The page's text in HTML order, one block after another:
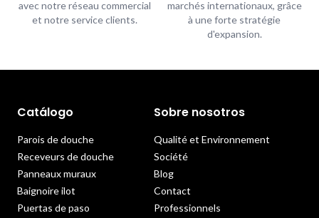
avec notre réseau commercial
et notre service clients.
marchés internationaux, grâce
à une forte stratégie
d'expansion.
Catálogo
Parois de douche
Receveurs de douche
Panneaux muraux
Baignoire ilot
Puertas de paso
Sobre nosotros
Qualité et Environnement
Société
Blog
Contact
Professionnels